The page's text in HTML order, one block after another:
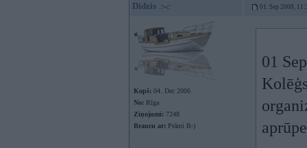
Didzis 01. Sep 2008,
Kopš: 04. Dec 2006
No: Rīga
Ziņojumi: 7248
Braucu ar: Prāmi B-)
01